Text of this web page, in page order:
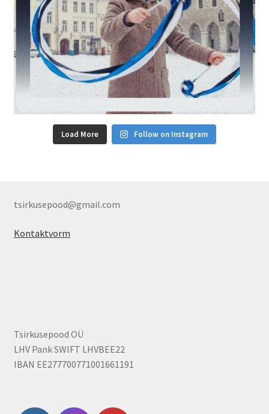
Load More Follow on Instagram
tsirkusepood@gmail.com
Kontaktvorm
Tsirkusepood OÜ
LHV Pank SWIFT LHVBEE22
IBAN EE277700771001661191